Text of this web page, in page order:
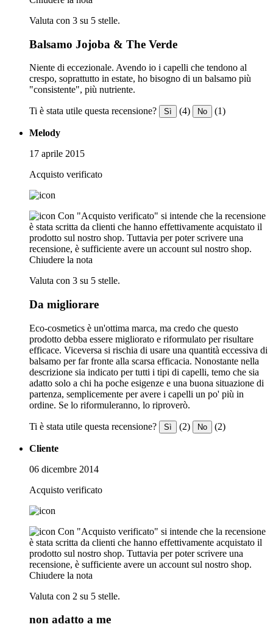
Valuta con 3 su 5 stelle.
Balsamo Jojoba & The Verde
Niente di eccezionale. Avendo io i capelli che tendono al
crespo, soprattutto in estate, ho bisogno di un balsamo più
"consistente", più nutriente.
Ti è stata utile questa recensione? Sì (4) No (1)
Melody
17 aprile 2015
Acquisto verificato
Con "Acquisto verificato" si intende che la recensione
è stata scritta da clienti che hanno effettivamente acquistato il
prodotto sul nostro shop. Tuttavia per poter scrivere una
recensione, è sufficiente avere un account sul nostro shop.
Chiudere la nota
Valuta con 3 su 5 stelle.
Da migliorare
Eco-cosmetics è un'ottima marca, ma credo che questo
prodotto debba essere migliorato e riformulato per risultare
efficace. Viceversa si rischia di usare una quantità eccessiva di
balsamo per far fronte alla scarsa efficacia. Nonostante nella
descrizione sia indicato per tutti i tipi di capelli, temo che sia
adatto solo a chi ha poche esigenze e una buona situazione di
partenza, semplicemente per avere i capelli un po' più in
ordine. Se lo riformuleranno, lo riproverò.
Ti è stata utile questa recensione? Sì (2) No (2)
Cliente
06 dicembre 2014
Acquisto verificato
Con "Acquisto verificato" si intende che la recensione
è stata scritta da clienti che hanno effettivamente acquistato il
prodotto sul nostro shop. Tuttavia per poter scrivere una
recensione, è sufficiente avere un account sul nostro shop.
Chiudere la nota
Valuta con 2 su 5 stelle.
non adatto a me